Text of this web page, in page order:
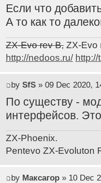
Если что
А то как то
ZX-Evo rev B,ZX-Evo
http://nedoos.ru/
by SfS» 09 Dec 2020,
По существу -
интерфейсов.
ZX-Phoenix.
Pentevo ZX-Evoluton
by Максагор» 10 Dec